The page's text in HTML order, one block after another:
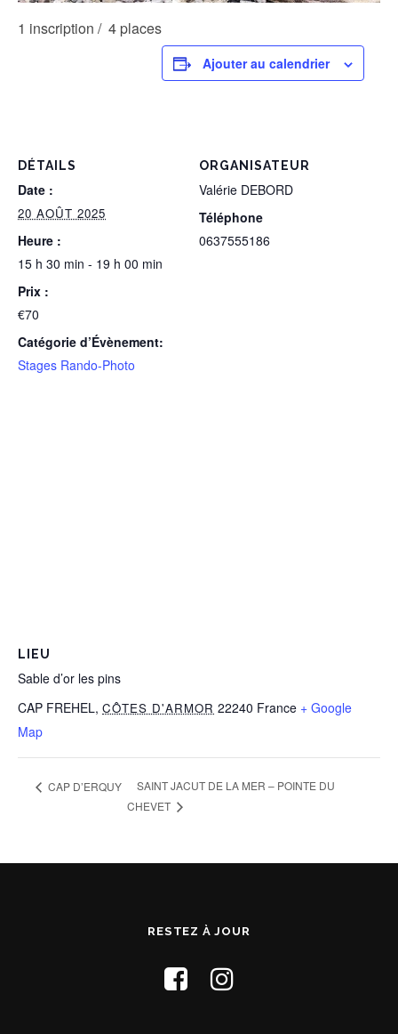
1 inscription / 4 places
Ajouter au calendrier
DÉTAILS
Date :
20 AOÛT 2025
Heure :
15 h 30 min - 19 h 00 min
Prix :
€70
Catégorie d’Évènement:
Stages Rando-Photo
ORGANISATEUR
Valérie DEBORD
Téléphone
0637555186
LIEU
Sable d’or les pins
CAP FREHEL, CÔTES D'ARMOR 22240 France + Google
Map
CAP D’ERQUY
SAINT JACUT DE LA MER – POINTE DU
CHEVET
RESTEZ À JOUR